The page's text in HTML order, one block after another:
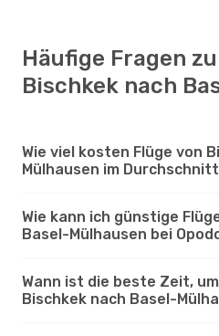
Häufige Fragen
Bischkek nach
Wie viel kosten Flüge von
Mülhausen im
Wie kann ich günstige
Basel-Mülhausen bei
Wann ist die beste Zeit,
Bischkek nach Basel-